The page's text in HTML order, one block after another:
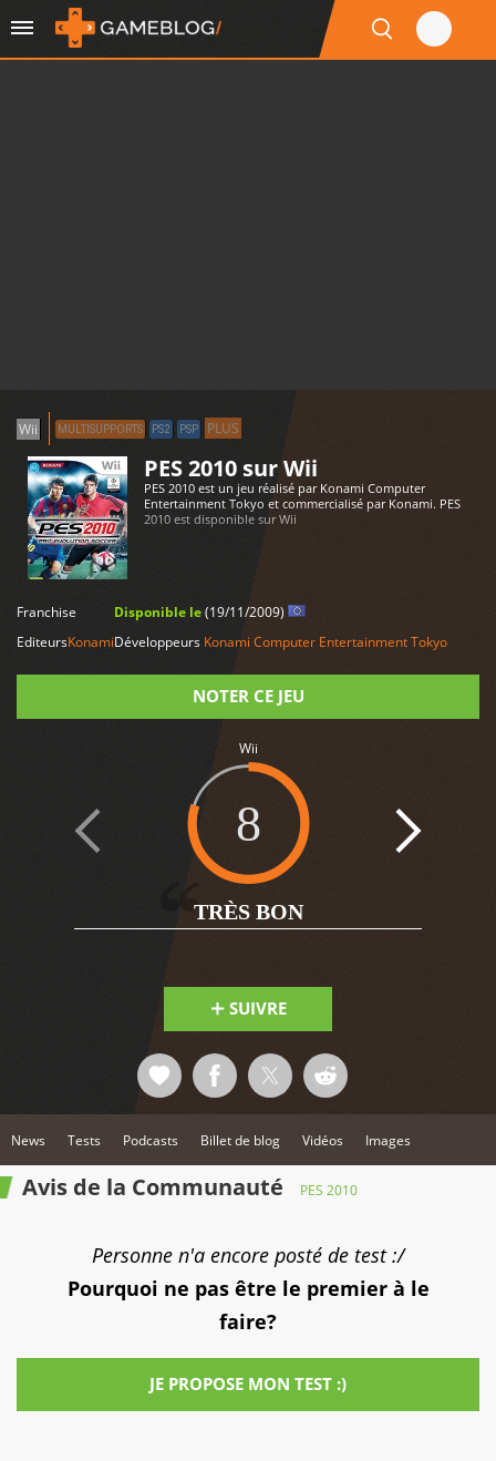
Wii MULTISUPPORTS PS2 PSP PLUS
PES 2010 sur Wii
PES 2010 est un jeu réalisé par Konami Computer
Entertainment Tokyo et commercialisé par Konami. PES
2010 est disponible sur Wii
Franchise
EditeursKonami
Disponible le(19/11/2009)
Développeurs Konami Computer Entertainment Tokyo
NOTER CE JEU
Wii
8
TRÈS BON
SUIVRE
News Tests Podcasts Billet de blog Vidéos Images
Avis de la Communauté PES 2010
Personne n'a encore posté de test :/
Pourquoi ne pas être le premier à le
faire?
JE PROPOSE MON TEST :)